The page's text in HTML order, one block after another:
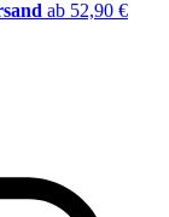
ab 52,90 €